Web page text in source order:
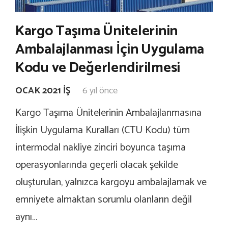
Kargo Taşıma Ünitelerinin
Ambalajlanması İçin Uygulama
Kodu ve Değerlendirilmesi
OCAK 2021 İŞ 6 yıl önce
Kargo Taşıma Ünitelerinin Ambalajlanmasına
İlişkin Uygulama Kuralları (CTU Kodu) tüm
intermodal nakliye zinciri boyunca taşıma
operasyonlarında geçerli olacak şekilde
oluşturulan, yalnızca kargoyu ambalajlamak ve
emniyete almaktan sorumlu olanların değil
aynı…